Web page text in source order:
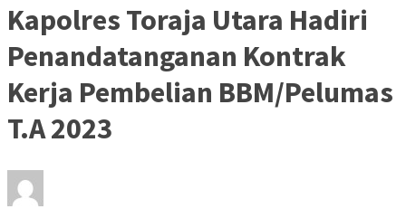
Kapolres Toraja Utara Hadiri
Penandatanganan Kontrak
Kerja Pembelian BBM/Pelumas
T.A 2023